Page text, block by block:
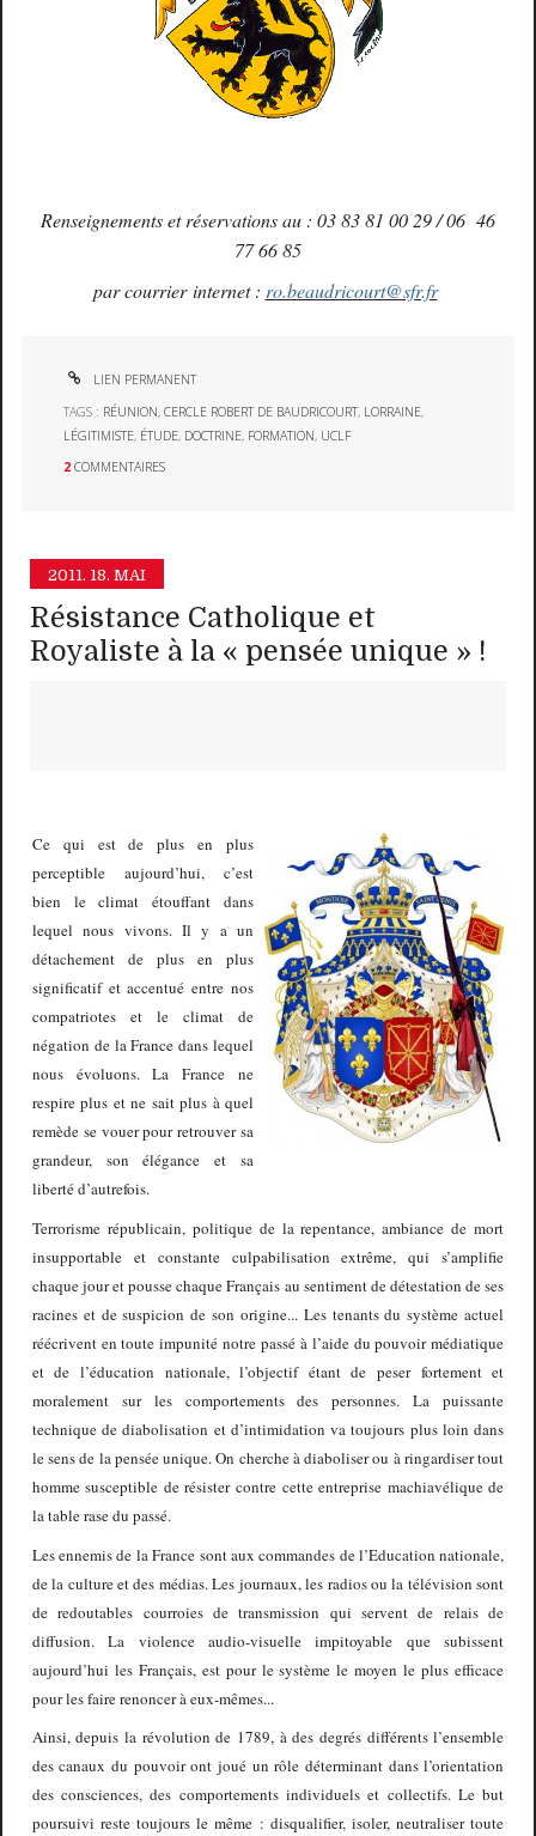
Renseignements et réservations au : 03 83 81 00 29 / 06 46
77 66 85
par courrier internet : ro.beaudricourt@sfr.fr
LIEN PERMANENT
TAGS : RÉUNION,CERCLE ROBERT DE BAUDRICOURT, LORRAINE,
LÉGITIMISTE, ÉTUDE, DOCTRINE, FORMATION, UCLF
2 COMMENTAIRES
2011. 18. MAI
Résistance Catholique et
Royaliste à la « pensée unique » !
Ce qui est de plus en plus
perceptible aujourd’hui, c’est
bien le climat étouffant dans
lequel nous vivons. Il y a un
détachement de plus en plus
significatif et accentué entre nos
compatriotes et le climat de
négation de la France dans lequel
nous évoluons. La France ne
respire plus et ne sait plus à quel
remède se vouer pour retrouver sa
grandeur, son élégance et sa
liberté d’autrefois.
Terrorisme républicain, politique de la repentance, ambiance de mort
insupportable et constante culpabilisation extrême, qui s’amplifie
chaque jour et pousse chaque Français au sentiment de détestation de ses
racines et de suspicion de son origine... Les tenants du système actuel
réécrivent en toute impunité notre passé à l’aide du pouvoir médiatique
et de l’éducation nationale, l’objectif étant de peser fortement et
moralement sur les comportements des personnes. La puissante
technique de diabolisation et d’intimidation va toujours plus loin dans
le sens de la pensée unique. On cherche à diaboliser ou à ringardiser tout
homme susceptible de résister contre cette entreprise machiavélique de
la table rase du passé.
Les ennemis de la France sont aux commandes de l’Education nationale,
de la culture et des médias. Les journaux, les radios ou la télévision sont
de redoutables courroies de transmission qui servent de relais de
diffusion. La violence audio-visuelle impitoyable que subissent
aujourd’hui les Français, est pour le système le moyen le plus efficace
pour les faire renoncer à eux-mêmes...
Ainsi, depuis la révolution de 1789, à des degrés différents l’ensemble
des canaux du pouvoir ont joué un rôle déterminant dans l’orientation
des consciences, des comportements individuels et collectifs. Le but
poursuivi reste toujours le même : disqualifier, isoler, neutraliser toute